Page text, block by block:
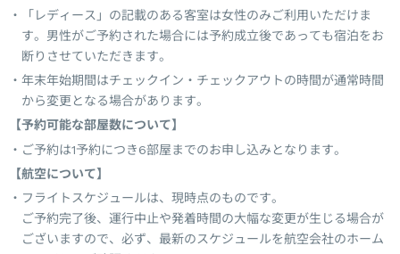
「レディース」の記載のある客室は女性のみご利用いただけま
す。男性がご予約された場合には予約成立後であっても宿泊をお
断りさせていただきます。
年末年始期間はチェックイン・チェックアウトの時間が通常時間
から変更となる場合があります。
【予約可能な部屋数について】
ご予約は1予約につき6部屋までのお申し込みとなります。
【航空について】
フライトスケジュールは、現時点のものです。
ご予約完了後、運行中止や発着時間の大幅な変更が生じる場合が
ございますので、必ず、最新のスケジュールを航空会社のホーム